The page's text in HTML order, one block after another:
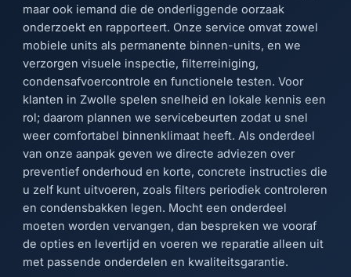
maar ook iemand die de onderliggende oorzaak
onderzoekt en rapporteert. Onze service omvat zowel
mobiele units als permanente binnen-units, en we
verzorgen visuele inspectie, filterreiniging,
condensafvoercontrole en functionele testen. Voor
klanten in Zwolle spelen snelheid en lokale kennis een
rol; daarom plannen we servicebeurten zodat u snel
weer comfortabel binnenklimaat heeft. Als onderdeel
van onze aanpak geven we directe adviezen over
preventief onderhoud en korte, concrete instructies die
u zelf kunt uitvoeren, zoals filters periodiek controleren
en condensbakken legen. Mocht een onderdeel
moeten worden vervangen, dan bespreken we vooraf
de opties en levertijd en voeren we reparatie alleen uit
met passende onderdelen en kwaliteitsgarantie.